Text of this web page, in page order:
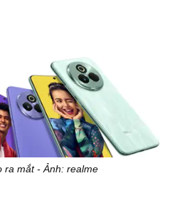
ra mắt - Ảnh: realme